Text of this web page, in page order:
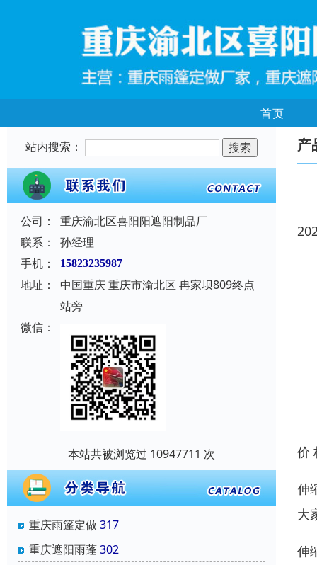
首页
站内搜索：
公司：
重庆渝北区喜阳阳遮阳制品厂
联系：
孙经理
手机：
15823235987
地址：
中国重庆 重庆市渝北区 冉家坝809终点
站旁
微信：
本站共被浏览过 10947711 次
重庆雨篷定做317
重庆遮阳雨蓬302
产
价
伸
大
伸